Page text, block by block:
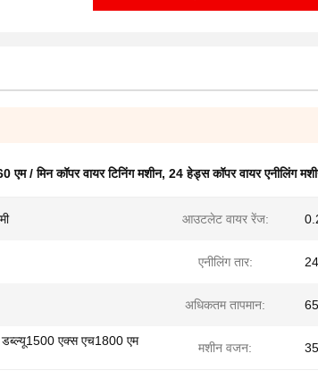
एम / मिन कॉपर वायर टिनिंग मशीन, 24 हेड्स कॉपर वायर एनीलिंग
आउटलेट वायर रेंज:
एनीलिंग तार:
अधिकतम तापमान:
एक्स एच1800 एम
मशीन वजन: